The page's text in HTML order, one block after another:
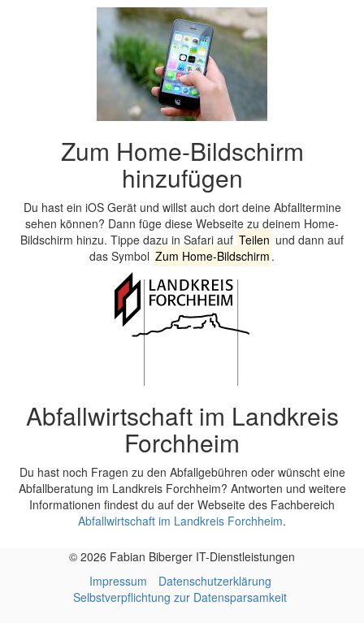
Zum Home-Bildschirm
hinzufügen
Du hast ein iOS Gerät und willst auch dort deine Abfalltermine
sehen können? Dann füge diese Webseite zu deinem Home-
Bildschirm hinzu. Tippe dazu in Safari auf Teilen und dann auf
das Symbol Zum Home-Bildschirm .
Abfallwirtschaft im Landkreis
Forchheim
Du hast noch Fragen zu den Abfallgebühren oder wünscht eine
Abfallberatung im Landkreis Forchheim? Antworten und weitere
Informationen findest du auf der Webseite des Fachbereich
Abfallwirtschaft im Landkreis Forchheim.
© 2026 Fabian Biberger IT-Dienstleistungen
Impressum
Datenschutzerklärung
Selbstverpflichtung zur Datensparsamkeit